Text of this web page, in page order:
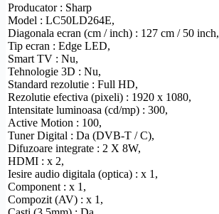
Producator : Sharp
Model : LC50LD264E,
Diagonala ecran (cm / inch) : 127 cm / 50 inch,
Tip ecran : Edge LED,
Smart TV : Nu,
Tehnologie 3D : Nu,
Standard rezolutie : Full HD,
Rezolutie efectiva (pixeli) : 1920 x 1080,
Intensitate luminoasa (cd/mp) : 300,
Active Motion : 100,
Tuner Digital : Da (DVB-T / C),
Difuzoare integrate : 2 X 8W,
HDMI : x 2,
Iesire audio digitala (optica) : x 1,
Component : x 1,
Compozit (AV) : x 1,